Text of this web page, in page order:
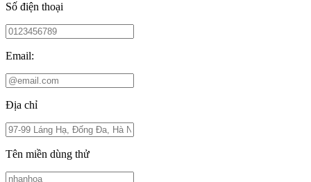
Số điện thoại
Email:
Địa chỉ
Tên miền dùng thử